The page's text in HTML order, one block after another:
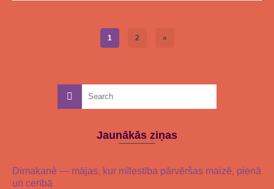
1 2 »
Jaunākās ziņas
Dimakanè — mājas, kur mīlestība pārvēršas maizē, pienā
un cerībā